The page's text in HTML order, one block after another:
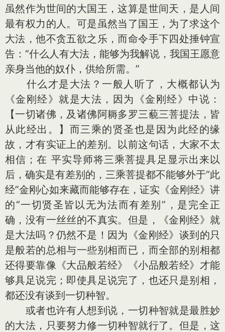
虽然作为世间的大国王，这算是世间天，是人间
最有权力的人。可是虽然当了国王，为了求这个
大法，他不贪五欲之乐，而命令手下四处捶钟宣
告：“什么人有大法，能够为我解说，我国王愿意
亲身当他的奴仆，供给所需。”
什么才是大法？一般人听了，大概都认为
《金刚经》就是大法，因为《金刚经》中说：
【一切诸佛，及诸佛阿耨多罗三藐三菩提法，皆
从此经出。】而三乘的贤圣也是因为此经的缘
故，才有实证上的差别。以前这句话，大家不太
相信；在 平实导师将三乘菩提具足显示出来以
后，确实是有差别的，三乘菩提都不能够外于“此
经”金刚心如来藏而能够存在，证实《金刚经》讲
的“一切贤圣皆以无为法而有差别”，是完全正
确，没有一丝丝的不真实。但是，《金刚经》就
是大法吗？仍然不是！因为《金刚经》谈到的只
是般若的总相与一些别相而已，而全部的别相都
还得要靠像《大品般若经》《小品般若经》才能
够具足说完；即使具足说完了，也还只是别相，
都还没有谈到一切种智。
或者也许有人想到说，一切种智就是最胜妙
的大法，只要努力修一切种智就行了。但是，这